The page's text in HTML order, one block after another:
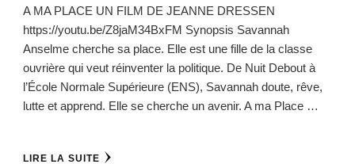
A MA PLACE UN FILM DE JEANNE DRESSEN
https://youtu.be/Z8jaM34BxFM Synopsis Savannah
Anselme cherche sa place. Elle est une fille de la classe
ouvrière qui veut réinventer la politique. De Nuit Debout à
l’École Normale Supérieure (ENS), Savannah doute, rêve,
lutte et apprend. Elle se cherche un avenir. A ma Place …
LIRE LA SUITE